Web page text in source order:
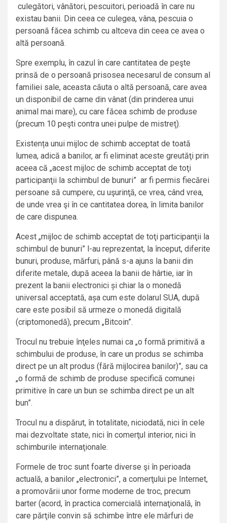
culegători, vânători, pescuitori, perioadă în care nu
existau banii. Din ceea ce culegea, vâna, pescuia o
persoană făcea schimb cu altceva din ceea ce avea o
altă persoană.
Spre exemplu, în cazul în care cantitatea de peşte
prinsă de o persoană prisosea necesarul de consum al
familiei sale, aceasta căuta o altă persoană, care avea
un disponibil de carne din vânat (din prinderea unui
animal mai mare), cu care făcea schimb de produse
(precum 10 peşti contra unei pulpe de mistreț).
Existența unui mijloc de schimb acceptat de toată
lumea, adică a banilor, ar fi eliminat aceste greutăţi prin
aceea că „acest mijloc de schimb acceptat de toţi
participanţii la schimbul de bunuri” ar fi permis fiecărei
persoane să cumpere, cu uşurinţă, ce vrea, când vrea,
de unde vrea şi în ce cantitatea dorea, în limita banilor
de care dispunea.
Acest „mijloc de schimb acceptat de toţi participanţii la
schimbul de bunuri” l-au reprezentat, la început, diferite
bunuri, produse, mărfuri, până s-a ajuns la banii din
diferite metale, după aceea la banii de hârtie, iar în
prezent la banii electronici și chiar la o monedă
universal acceptată, așa cum este dolarul SUA, după
care este posibil să urmeze o monedă digitală
(criptomonedă), precum „Bitcoin”.
Trocul nu trebuie înţeles numai ca „o formă primitivă a
schimbului de produse, în care un produs se schimba
direct pe un alt produs (fără mijlocirea banilor)”, sau ca
„o formă de schimb de produse specifică comunei
primitive în care un bun se schimba direct pe un alt
bun”.
Trocul nu a dispărut, în totalitate, niciodată, nici în cele
mai dezvoltate state, nici în comerţul interior, nici în
schimburile internaţionale.
Formele de troc sunt foarte diverse şi în perioada
actuală, a banilor „electronici”, a comerţului pe Internet,
a promovării unor forme moderne de troc, precum
barter (acord, în practica comercială internaţională, în
care părţile convin să schimbe între ele mărfuri de